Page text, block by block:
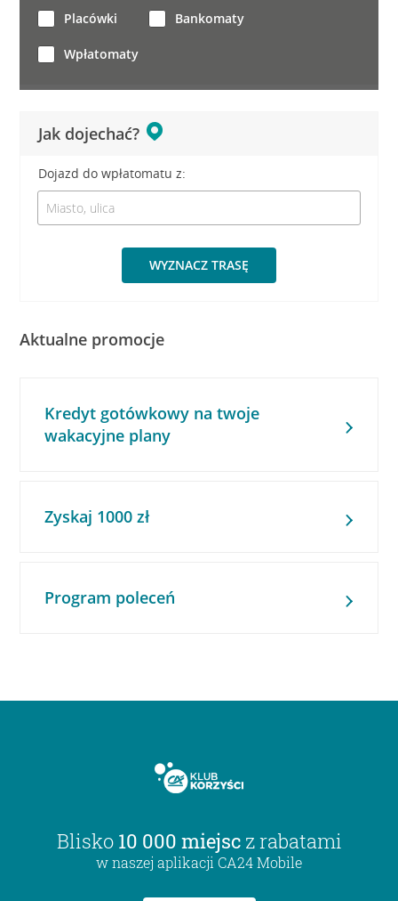
Jak dojechać?
Dojazd do wpłatomatu z:
WYZNACZ TRASĘ
Placówki Bankomaty
Wpłatomaty
Aktualne promocje
Kredyt gotówkowy na twoje
wakacyjne plany
Zyskaj 1000 zł
Program poleceń
Blisko 10 000 miejsc z rabatami
w naszej aplikacji CA24 Mobile